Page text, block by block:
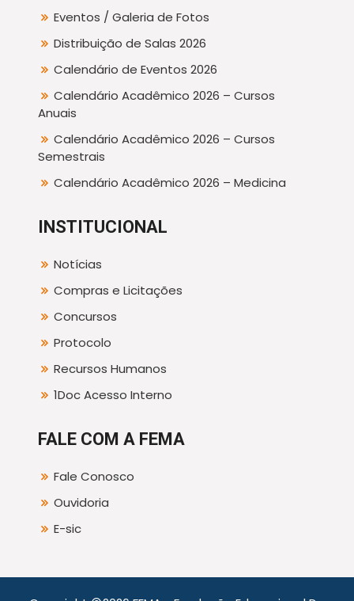
Eventos / Galeria de Fotos
Distribuição de Salas 2026
Calendário de Eventos 2026
Calendário Acadêmico 2026 – Cursos
Anuais
Calendário Acadêmico 2026 – Cursos
Semestrais
Calendário Acadêmico 2026 – Medicina
INSTITUCIONAL
Notícias
Compras e Licitações
Concursos
Protocolo
Recursos Humanos
1Doc Acesso Interno
FALE COM A FEMA
Fale Conosco
Ouvidoria
E-sic